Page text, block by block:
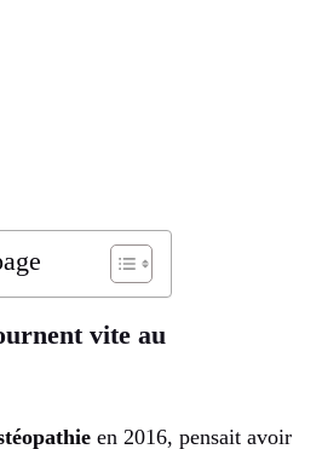
vite au
en 2016, pensait avoir